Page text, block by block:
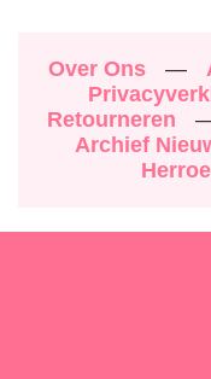
Over Ons —
Retourneren
Archief